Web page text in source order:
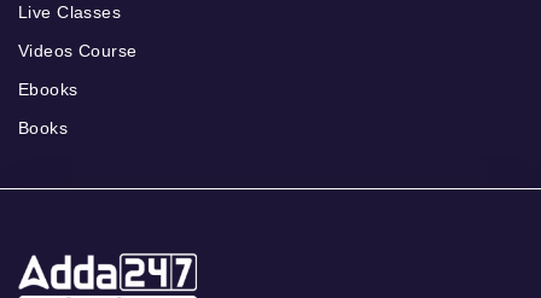
Live Classes
Videos Course
Ebooks
Books